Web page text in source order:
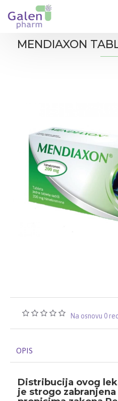
MENDIAXON
Na osnovu 0
OPIS
Distribucija ovog
je strogo